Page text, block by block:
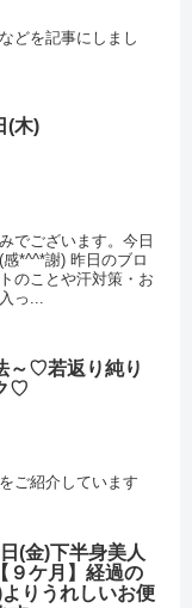
どを記事にしまし
(木)
でございます。今日
*^^*謝) 昨日のブロ
のことや汗対策・お
っ...
～♡若返り純り
♡
ご紹介しています
(金)下半身美人
９ケ月】経過の
りうれしいお便